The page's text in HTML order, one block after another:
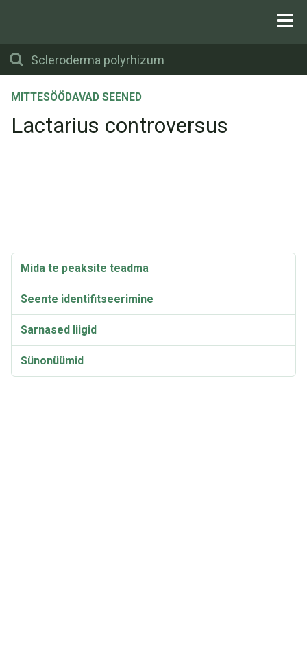
MITTESÖÖDAVAD SEENED
Lactarius controversus
Mida te peaksite teadma
Seente identifitseerimine
Sarnased liigid
Sünonüümid